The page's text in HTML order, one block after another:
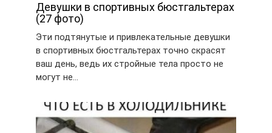
Девушки в спортивных бюстгальтерах
(27 фото)
Эти подтянутые и привлекательные девушки
в спортивных бюстгальтерах точно скрасят
ваш день, ведь их стройные тела просто не
могут не…